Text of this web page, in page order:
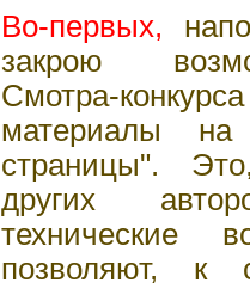
Во-первых,
закрою
Смотра-
материалы на
страницы".
других
технические
позволяют, к